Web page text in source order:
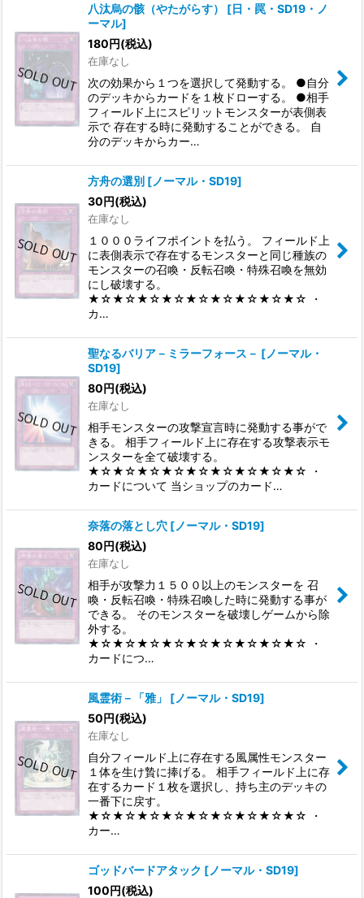
八汰烏の骸（やたがらす） [日・罠・SD19・ノ
ーマル]
180円(税込)
在庫なし
次の効果から１つを選択して発動する。 ●自分
のデッキからカードを１枚ドローする。 ●相手
フィールド上にスピリットモンスターが表側表
示で 存在する時に発動することができる。 自
分のデッキからカー…
方舟の選別 [ノーマル・SD19]
30円(税込)
在庫なし
１０００ライフポイントを払う。 フィールド上
に表側表示で存在するモンスターと同じ種族の
モンスターの召喚・反転召喚・特殊召喚を無効
にし破壊する。
★☆★☆★☆★☆★☆★☆★☆★☆★☆ ・
カ…
聖なるバリア－ミラーフォース－ [ノーマル・
SD19]
80円(税込)
在庫なし
相手モンスターの攻撃宣言時に発動する事がで
きる。 相手フィールド上に存在する攻撃表示モ
ンスターを全て破壊する。
★☆★☆★☆★☆★☆★☆★☆★☆★☆ ・
カードについて 当ショップのカード…
奈落の落とし穴 [ノーマル・SD19]
80円(税込)
在庫なし
相手が攻撃力１５００以上のモンスターを 召
喚・反転召喚・特殊召喚した時に発動する事が
できる。 そのモンスターを破壊しゲームから除
外する。
★☆★☆★☆★☆★☆★☆★☆★☆★☆ ・
カードにつ…
風霊術－「雅」 [ノーマル・SD19]
50円(税込)
在庫なし
自分フィールド上に存在する風属性モンスター
１体を生け贄に捧げる。 相手フィールド上に存
在するカード１枚を選択し、持ち主のデッキの
一番下に戻す。
★☆★☆★☆★☆★☆★☆★☆★☆★☆ ・
カー…
ゴッドバードアタック [ノーマル・SD19]
100円(税込)